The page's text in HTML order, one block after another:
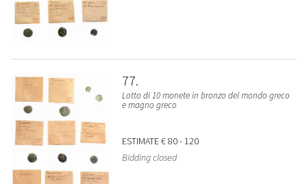
77
Lotto di 10 monete in bronzo del mondo greco
e magno greco
ESTIMATE€ 80 - 120
Bidding closed